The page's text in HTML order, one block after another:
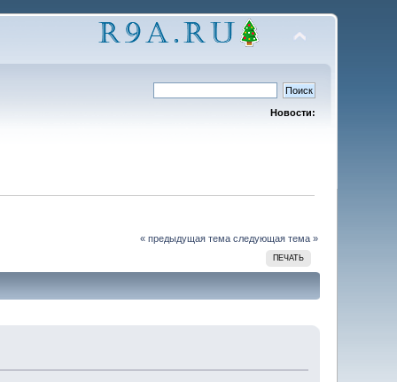
Новости:
« предыдущая тема следующая тема »
ПЕЧАТЬ